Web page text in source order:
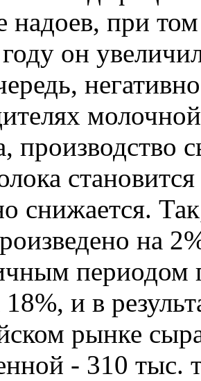
надоев, при
он
производство
снижается.
на
периодом
и в
рынке
- 310 тыс.